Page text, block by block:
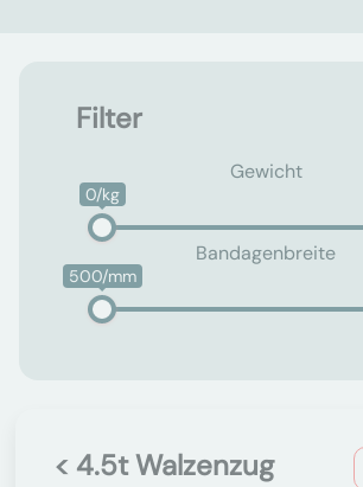
Filter
Gewicht
0/kg
Bandagenbreite
500/mm
< 4.5t Walzenzug